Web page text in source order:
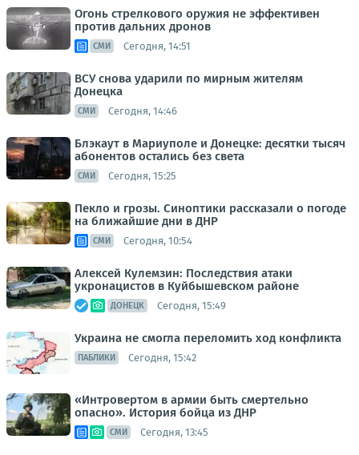
Огонь стрелкового оружия не эффективен
против дальних дронов
СМИ Сегодня, 14:51
ВСУ снова ударили по мирным жителям
Донецка
СМИ Сегодня, 14:46
Блэкаут в Мариуполе и Донецке: десятки тысяч
абонентов остались без света
СМИ Сегодня, 15:25
Пекло и грозы. Синоптики рассказали о погоде
на ближайшие дни в ДНР
СМИ Сегодня, 10:54
Алексей Кулемзин: Последствия атаки
укронацистов в Куйбышевском районе
ДОНЕЦК Сегодня, 15:49
Украина не смогла переломить ход конфликта
ПАБЛИКИ Сегодня, 15:42
«Интровертом в армии быть смертельно
опасно». История бойца из ДНР
СМИ Сегодня, 13:45